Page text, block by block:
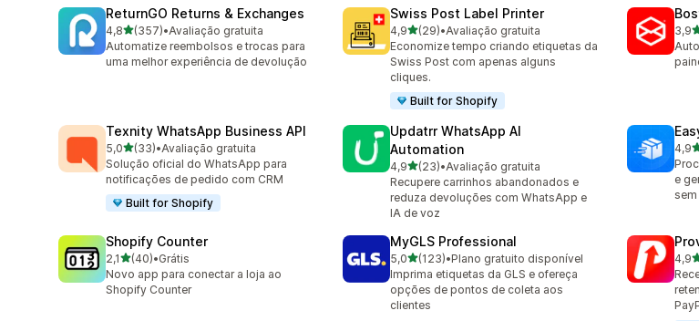
ReturnGO Returns & Exchanges
4,8de 5 estrelas
(357)
357 avaliações ao todo
•Avaliação gratuita
Automatize reembolsos e trocas para
uma melhor experiência de devolução
Swiss Post Label Printer
4,9de 5 estrelas
(29)
29 avaliações ao todo
•Avaliação gratuita
Economize tempo criando etiquetas da
Swiss Post com apenas alguns
cliques.
Built for Shopify
3,9
24
Texnity WhatsApp Business API
5,0de 5 estrelas
(33)
33 avaliações ao todo
•Avaliação gratuita
Solução oficial do WhatsApp para
notificações de pedido com CRM
Built for Shopify
Updatrr WhatsApp AI
Automation
4,9de 5 estrelas
(23)
23 avaliações ao todo
•Avaliação gratuita
Recupere carrinhos abandonados e
reduza devoluções com WhatsApp e
IA de voz
4,9
21
e
Shopify Counter
2,1de 5 estrelas
(40)
40 avaliações ao todo
•Grátis
Novo app para conectar a loja ao
Shopify Counter
MyGLS Professional
5,0de 5 estrelas
(123)
123 avaliações ao todo
•Plano gratuito disponível
Imprima etiquetas da GLS e ofereça
opções de pontos de coleta aos
clientes
4,9
132